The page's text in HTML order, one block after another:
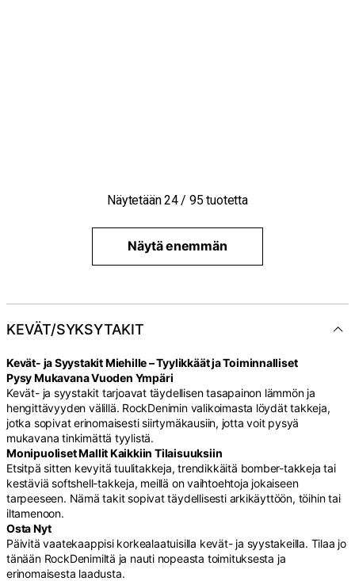
Näytetään24/ 95 tuotetta
Näytä enemmän
KEVÄT/SYKSYTAKIT
Kevät- ja Syystakit Miehille – Tyylikkäät ja Toiminnalliset
Pysy Mukavana Vuoden Ympäri
Kevät- ja syystakit tarjoavat täydellisen tasapainon lämmön ja
hengittävyyden välillä. RockDenimin valikoimasta löydät takkeja,
jotka sopivat erinomaisesti siirtymäkausiin, jotta voit pysyä
mukavana tinkimättä tyylistä.
Monipuoliset Mallit Kaikkiin Tilaisuuksiin
Etsitpä sitten kevyitä tuulitakkeja, trendikkäitä bomber-takkeja tai
kestäviä softshell-takkeja, meillä on vaihtoehtoja jokaiseen
tarpeeseen. Nämä takit sopivat täydellisesti arkikäyttöön, töihin tai
iltamenoon.
Osta Nyt
Päivitä vaatekaappisi korkealaatuisilla kevät- ja syystakeilla. Tilaa jo
tänään RockDenimiltä ja nauti nopeasta toimituksesta ja
erinomaisesta laadusta.